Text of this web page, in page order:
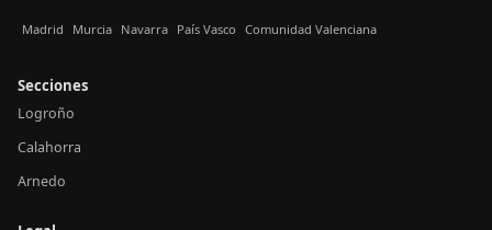
Madrid Murcia Navarra País Vasco Comunidad Valenciana
Secciones
Logroño
Calahorra
Arnedo